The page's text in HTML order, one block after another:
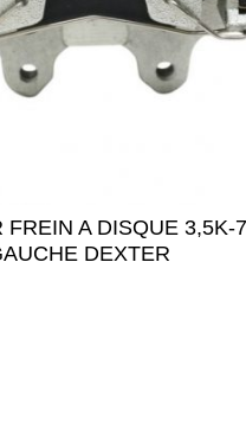
FREIN A DISQUE 3,5K-
DEXTER